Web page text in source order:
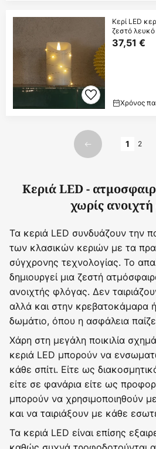
Κερί LED
ζεστό λευκό
37,51 €
Χρόνος
Προηγούμενο
1 2
Κεριά LED -
χωρίς
Τα κεριά LED συνδυάζουν την
των κλασικών κεριών με τα
σύγχρονης τεχνολογίας. Το
δημιουργεί μια ζεστή
ανοιχτής φλόγας. Δεν
αλλά και στην κρεβατοκάμαρα
δωμάτιο, όπου η ασφάλεια
Χάρη στη μεγάλη ποικιλία
κεριά LED μπορούν να
κάθε σπίτι. Είτε ως
είτε σε φανάρια είτε ως
μπορούν να χρησιμοποιηθούν
και να ταιριάξουν με κάθε
Τα κεριά LED είναι επίσης